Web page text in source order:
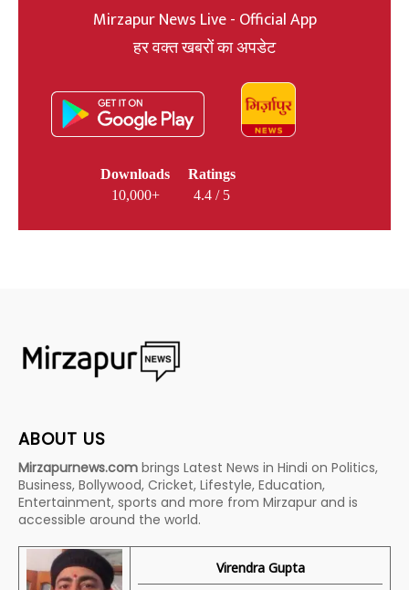
Mirzapur News Live - Official App
हर वक्त खबरों का अपडेट
Downloads
10,000+
Ratings
4.4 / 5
ABOUT US
Mirzapurnews.com brings Latest News in Hindi on Politics,
Business, Bollywood, Cricket, Lifestyle, Education,
Entertainment, sports and more from Mirzapur and is
accessible around the world.
Virendra Gupta